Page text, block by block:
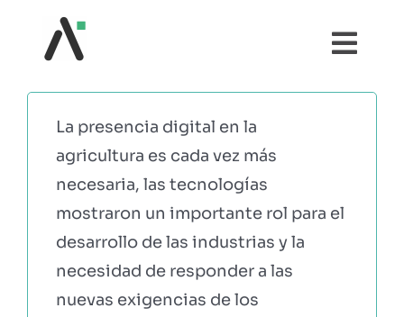
¿QUÉ ES AGRI?
MÓDULOS
TESTIMONIOS
PRECIOS
La presencia digital en la
agricultura es cada vez más
necesaria, las tecnologías
mostraron un importante rol para el
desarrollo de las industrias y la
necesidad de responder a las
nuevas exigencias de los